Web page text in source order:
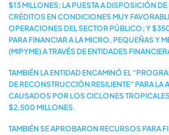
$13 MILLONES; LA PUESTA A DISPOSICIÓN
CRÉDITOS EN CONDICIONES MUY
OPERACIONES DEL SECTOR PÚBLICO; Y
PARA FINANCIAR A LA MICRO, PEQUEÑAS Y
(MIPYME) A TRAVÉS DE ENTIDADES
TAMBIÉN LA ENTIDAD ENCAMINÓ EL
DE RECONSTRUCCIÓN RESILIENTE” PARA LA
CAUSADOS POR LOS CICLONES
$2,500 MILLONES.
TAMBIÉN SE APROBARON RECURSOS PARA